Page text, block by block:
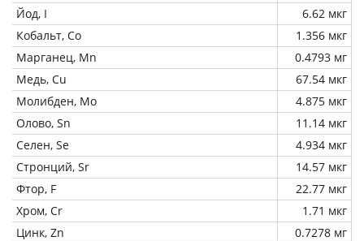
Йод, I
6.62 мкг
Кобальт, Co
1.356 мкг
Марганец, Mn
0.4793 мг
Медь, Cu
67.54 мкг
Молибден, Mo
4.875 мкг
Олово, Sn
11.14 мкг
Селен, Se
4.934 мкг
Стронций, Sr
14.57 мкг
Фтор, F
22.77 мкг
Хром, Cr
1.71 мкг
Цинк, Zn
0.7278 мг